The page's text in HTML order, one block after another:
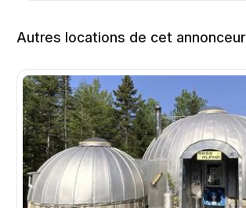
Autres locations de cet annonceur